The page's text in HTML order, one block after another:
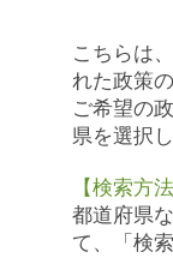
こちらは
れた政策
ご希望の
県を選択
【検索方法
都道府県
て、「検